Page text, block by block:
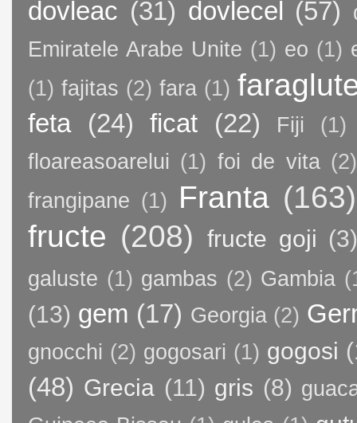
dovleac (31) dovlecel (57)
Emiratele Arabe Unite (1) eo (1)
(1) fajitas (2) fara (1)
feta (24) ficat (22) Fiji
(1)
floareasoarelui (1) foi de vita (2)
frangipane (1) Franta (163)
fructe (208) fructe goji (3)
galuste (1) gambas (2) Gambia
(13) gem (17) Georgia (2)
gnocchi (2) gogosari (1) gogosi
(48) Grecia (11) gris (8)